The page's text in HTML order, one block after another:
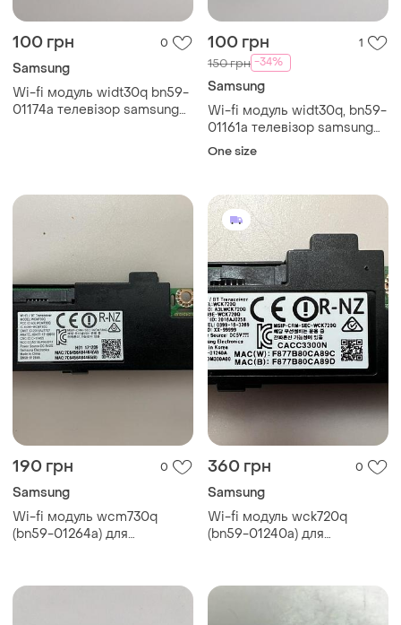
100 грн 0
Samsung
Wi-fi модуль widt30q bn59-
01174a телевізор samsung
100 грн 1
150 грн -34%
Samsung
Wi-fi модуль widt30q, bn59-
01161a телевізор samsung
ue42f5500ak
One size
190 грн 0
Samsung
Wi-fi модуль wcm730q
(bn59-01264a) для
360 грн 0
Samsung
Wi-fi модуль wck720q
(bn59-01240a) для